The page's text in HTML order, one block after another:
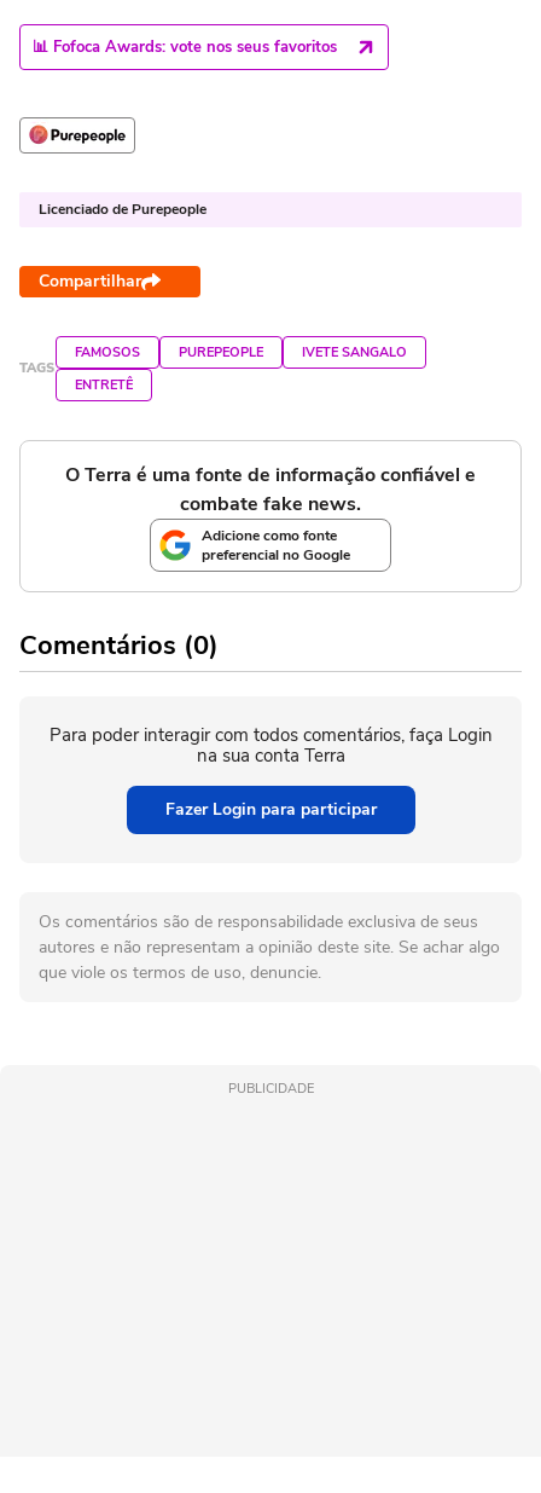
📊 Fofoca Awards: vote nos seus favoritos
Licenciado de Purepeople
Compartilhar
TAGS
FAMOSOS PUREPEOPLE
IVETE SANGALO
ENTRETÊ
O Terra é uma fonte de informação confiável e
combate fake news.
Adicione como fonte
preferencial no Google
Comentários (0)
Para poder interagir com todos comentários, faça Login
na sua conta Terra
Fazer Login para participar
Os comentários são de responsabilidade exclusiva de seus
autores e não representam a opinião deste site. Se achar algo
que viole os termos de uso, denuncie.
PUBLICIDADE